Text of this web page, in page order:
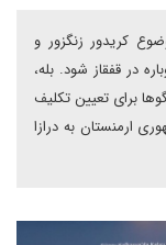
کریدور زنگزور و
در قفقاز شود. بله،
برای تعیین تکلیف
ارمنستان به درازا